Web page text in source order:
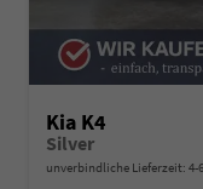
Kia K4
Silver
unverbindliche Lieferzeit: 4-